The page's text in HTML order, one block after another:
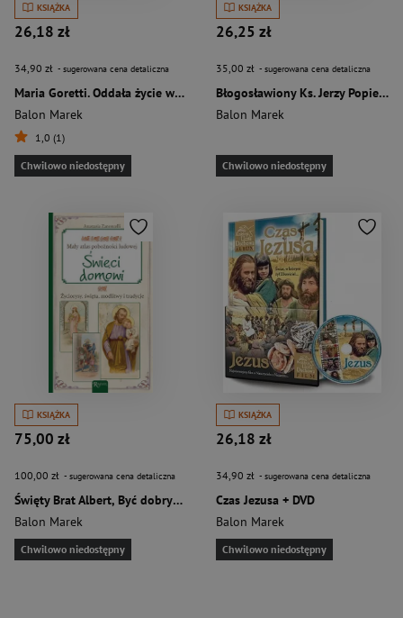
KSIĄŻKA
26,18 zł
34,90 zł - sugerowana cena detaliczna
Maria Goretti. Oddała życie w imię czystości
Balon Marek
1,0 (1)
Chwilowo niedostępny
KSIĄŻKA
26,25 zł
35,00 zł - sugerowana cena detaliczna
Błogosławiony Ks. Jerzy Popiełuszko + DVD
Balon Marek
Chwilowo niedostępny
KSIĄŻKA
75,00 zł
100,00 zł - sugerowana cena detaliczna
Święty Brat Albert, Być dobrym jak chleb
Balon Marek
Chwilowo niedostępny
KSIĄŻKA
26,18 zł
34,90 zł - sugerowana cena detaliczna
Czas Jezusa + DVD
Balon Marek
Chwilowo niedostępny